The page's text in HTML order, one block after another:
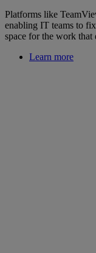
Platforms like
enabling IT teams to
space for the work that
Learn more